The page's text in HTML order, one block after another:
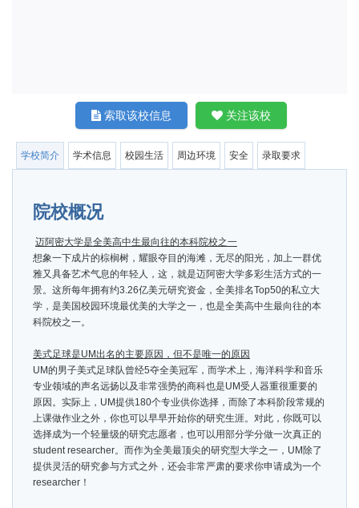
关注该校
索取该校信息
学校简介 学术信息 校园生活 周边环境 安全 录取要求
院校概况
迈阿密大学是全美高中生最向往的本科院校之一
想象一下成片的棕榈树，耀眼夺目的海滩，无尽的阳光，加上一群优
雅又具备艺术气息的年轻人，这，就是迈阿密大学多彩生活方式的一
景。这所每年拥有约3.26亿美元研究资金，全美排名Top50的私立大
学，是美国校园环境最优美的大学之一，也是全美高中生最向往的本
科院校之一。
美式足球是UM出名的主要原因，但不是唯一的原因
UM的男子美式足球队曾经5夺全美冠军，而学术上，海洋科学和音乐
专业领域的声名远扬以及非常强势的商科也是UM受人器重很重要的
原因。实际上，UM提供180个专业供你选择，而除了本科阶段常规的
上课做作业之外，你也可以早早开始你的研究生涯。对此，你既可以
选择成为一个轻量级的研究志愿者，也可以用部分学分做一次真正的
student researcher。而作为全美最顶尖的研究型大学之一，UM除了
提供灵活的研究参与方式之外，还会非常严肃的要求你申请成为一个
researcher！